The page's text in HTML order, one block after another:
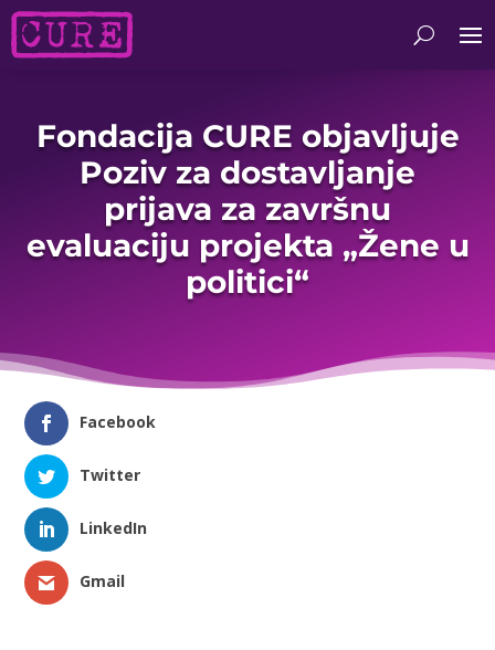
Fondacija CURE objavljuje
Poziv za dostavljanje
prijava za završnu
evaluaciju projekta „Žene u
politici“
Facebook
Twitter
LinkedIn
Gmail